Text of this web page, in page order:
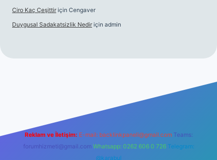
Ciro Kaç Çeşittir için Cengaver
Duygusal Sadakatsizlik Nedir için admin
elexbetgiris.org
Reklam ve İletişim: E-mail: backlinkpaneli@gmail.com Teams:
forumhizmeti@gmail.com Whatsapp: 0262 606 0 726 Telegram:
@karabul